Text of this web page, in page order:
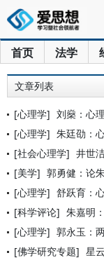
首页 法学
文章列表
[心理学] 刘燊：心
[心理学] 朱廷劭：
[社会心理学] 井世
[美学] 郭勇健：论
[心理学] 舒跃育：
[科学评论] 朱嘉明：
[心理学] 郭永玉：
[佛学研究专题] 星